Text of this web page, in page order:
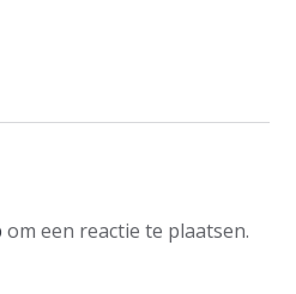
om een reactie te plaatsen.